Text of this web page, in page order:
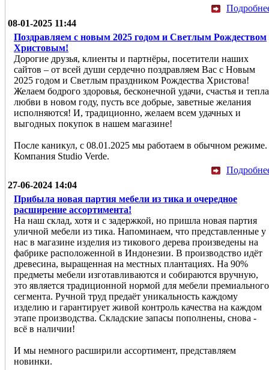
08-01-2025 11:44
Поздравляем с новым 2025 годом и Светлым Рождеством
Христовым!
Дорогие друзья, клиенты и партнёры, посетители наших
сайтов – от всей души сердечно поздравляем Вас с Новым
2025 годом и Светлым праздником Рождества Христова!
Желаем бодрого здоровья, бесконечной удачи, счастья и тепла
любви в новом году, пусть все добрые, заветные желания
исполняются! И, традиционно, желаем всем удачных и
выгодных покупок в нашем магазине!
После каникул, с 08.01.2025 мы работаем в обычном режиме.
Компания Studio Verde.
27-06-2024 14:04
Прибыла новая партия мебели из тика и очередное
расширение ассортимента!
На наш склад, хотя и с задержкой, но пришла новая партия
уличной мебели из тика. Напоминаем, что представленные у
нас в магазине изделия из тикового дерева произведены на
фабрике расположенной в Индонезии. В производство идёт
древесина, выращенная на местных плантациях. На 90%
предметы мебели изготавливаются и собираются вручную,
это является традиционной нормой для мебели премиального
сегмента. Ручной труд предаёт уникальность каждому
изделию и гарантирует живой контроль качества на каждом
этапе производства. Складские запасы пополнены, снова -
всё в наличии!
И мы немного расширили ассортимент, представляем
новинки.